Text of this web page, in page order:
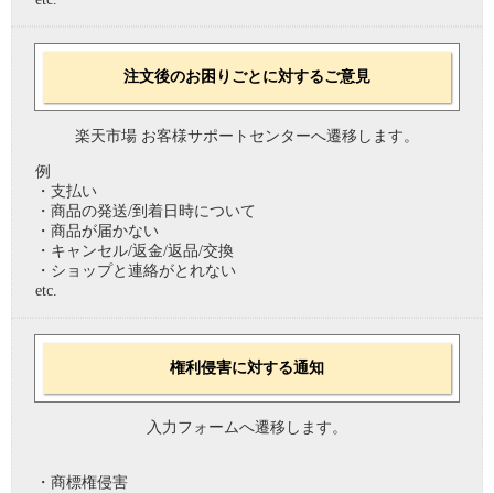
注文後のお困りごとに対するご意見
楽天市場 お客様サポートセンターへ遷移します。
例
・支払い
・商品の発送/到着日時について
・商品が届かない
・キャンセル/返金/返品/交換
・ショップと連絡がとれない
etc.
権利侵害に対する通知
入力フォームへ遷移します。
・商標権侵害